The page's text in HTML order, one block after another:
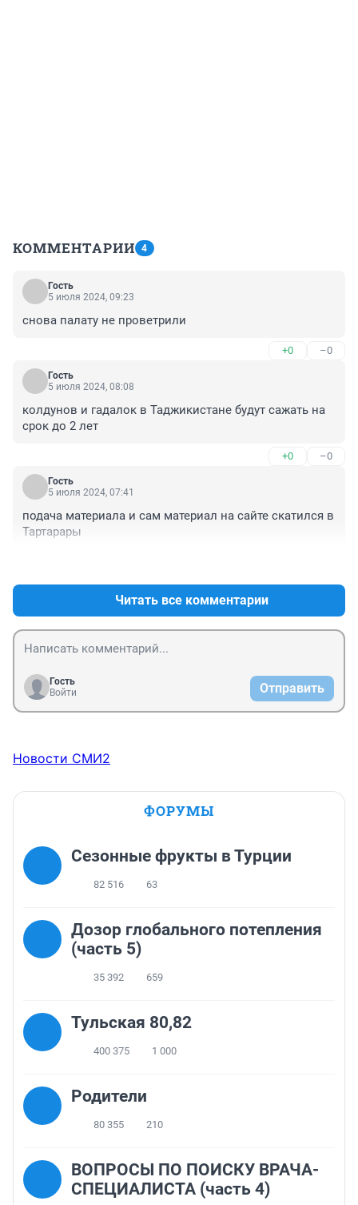
КОММЕНТАРИИ 4
Гость
5 июля 2024, 09:23
снова палату не проветрили
+0 –0
Гость
5 июля 2024, 08:08
колдунов и гадалок в Таджикистане будут сажать на
срок до 2 лет
+0 –0
Гость
5 июля 2024, 07:41
подача материала и сам материал на сайте скатился в
Тартарары
Читать все комментарии
Гость
Войти
Отправить
Новости СМИ2
ФОРУМЫ
Сезонные фрукты в Турции
82 516 63
Дозор глобального потепления
(часть 5)
35 392 659
Тульская 80,82
400 375 1 000
Родители
80 355 210
ВОПРОСЫ ПО ПОИСКУ ВРАЧА-
СПЕЦИАЛИСТА (часть 4)